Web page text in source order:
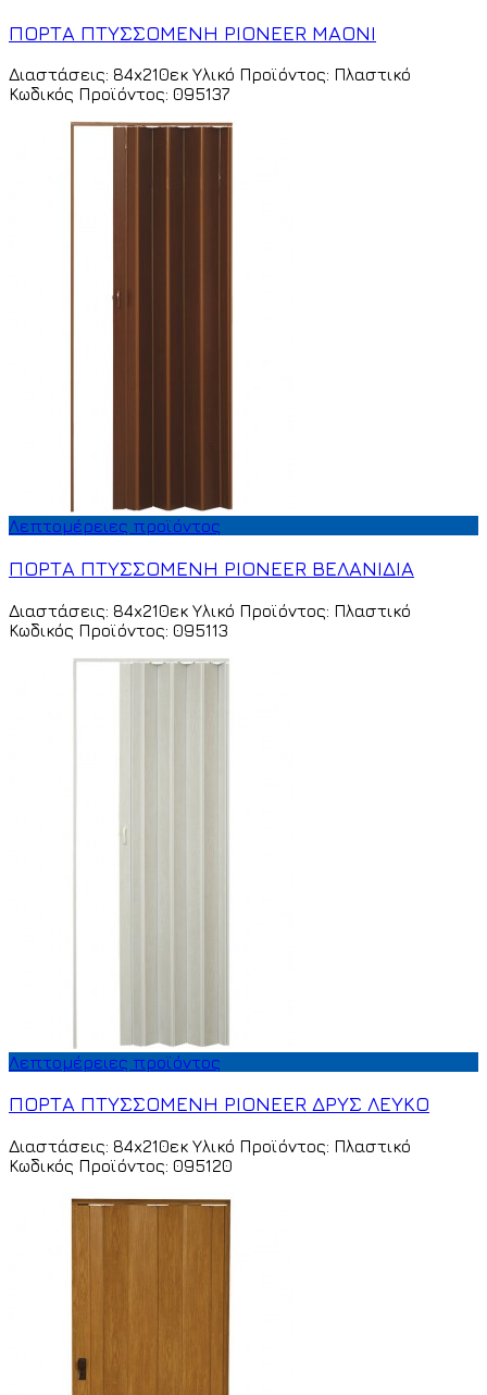
ΠΟΡΤΑ ΠΤΥΣΣΟΜΕΝΗ PIONEER MAONI
Διαστάσεις: 84x210εκ Υλικό Προϊόντος: Πλαστικό
Κωδικός Προϊόντος: 095137
Λεπτομέρειες προϊόντος
ΠΟΡΤΑ ΠΤΥΣΣΟΜΕΝΗ PIONEER ΒΕΛΑΝΙΔΙΑ
Διαστάσεις: 84x210εκ Υλικό Προϊόντος: Πλαστικό
Κωδικός Προϊόντος: 095113
Λεπτομέρειες προϊόντος
ΠΟΡΤΑ ΠΤΥΣΣΟΜΕΝΗ PIONEER ΔΡΥΣ ΛΕΥΚΟ
Διαστάσεις: 84x210εκ Υλικό Προϊόντος: Πλαστικό
Κωδικός Προϊόντος: 095120